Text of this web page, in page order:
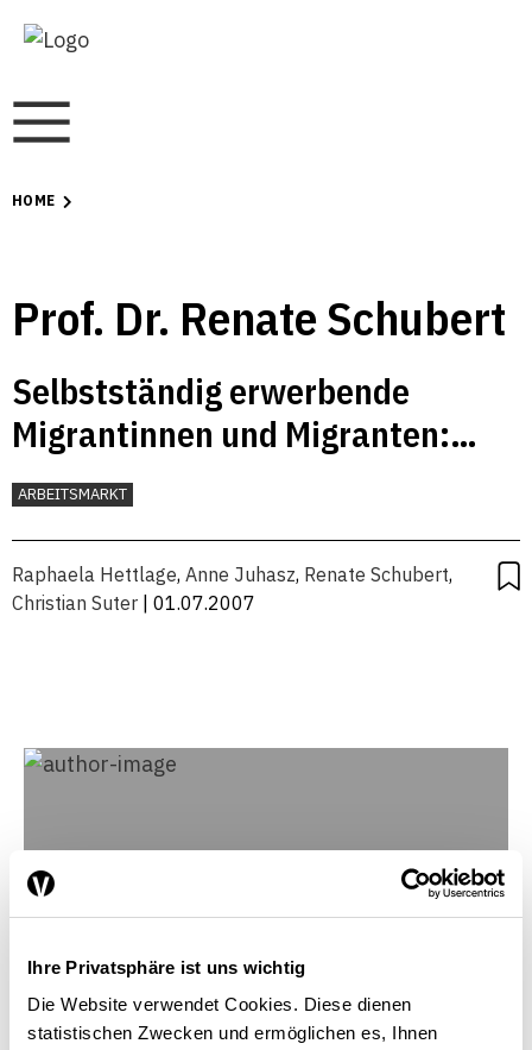
Ihre Privatsphäre ist uns wichtig
Die Website verwendet Cookies. Diese dienen
statistischen Zwecken und ermöglichen es, Ihnen
HOME
Prof. Dr. Renate Schubert
Selbstständig erwerbende
Migrantinnen und Migranten:
Gibt es Unterschiede zwischen
den Generationen?
ARBEITSMARKT
Raphaela Hettlage, Anne Juhasz, Renate Schubert,
Christian Suter | 01.07.2007